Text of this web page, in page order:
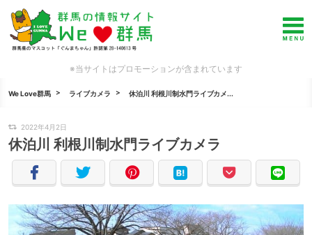
※当サイトはプロモーションが含まれています
We Love群馬 ライブカメラ 休泊川 利根川制水門ライブカメ...
2022年4月2日
休泊川 利根川制水門ライブカメラ